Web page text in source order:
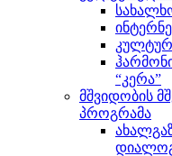
“კერა”
მშვიდობის
პროგრამა